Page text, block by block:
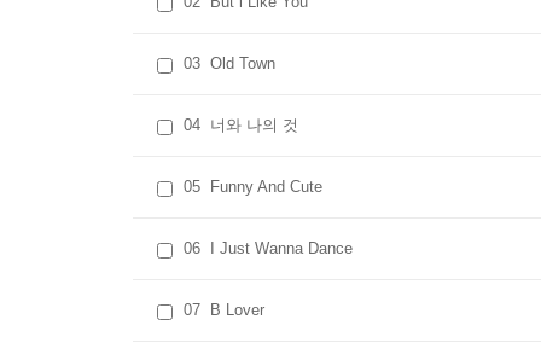
03 Old Town
04 너와 나의 것
05 Funny And Cute
06 I Just Wanna Dance
07 B Lover